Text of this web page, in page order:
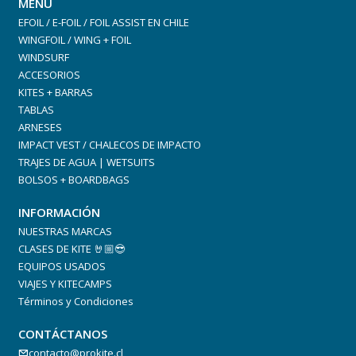
EFOIL / E-FOIL / FOIL ASSIST EN CHILE
WINGFOIL / WING + FOIL
WINDSURF
ACCESORIOS
KITES + BARRAS
TABLAS
ARNESES
IMPACT VEST / CHALECOS DE IMPACTO
TRAJES DE AGUA | WETSUITS
BOLSOS + BOARDBAGS
INFORMACIÓN
NUESTRAS MARCAS
CLASES DE KITE 🤘🏼😎
EQUIPOS USADOS
VIAJES Y KITECAMPS
Términos y Condiciones
CONTÁCTANOS
contacto@prokite.cl